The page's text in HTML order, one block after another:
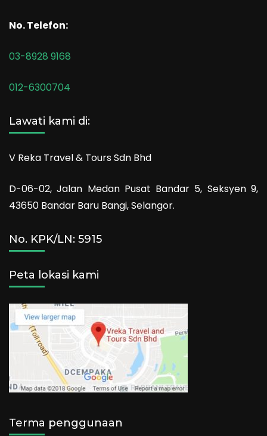
No. Telefon:
03-8928 9168
012-6300704
Lawati kami di:
V Reka Travel & Tours Sdn Bhd
D-06-02, Jalan Medan Pusat Bandar 5, Seksyen 9,
43650 Bandar Baru Bangi, Selangor.
No. KPK/LN: 5915
Peta lokasi kami
Terma penggunaan